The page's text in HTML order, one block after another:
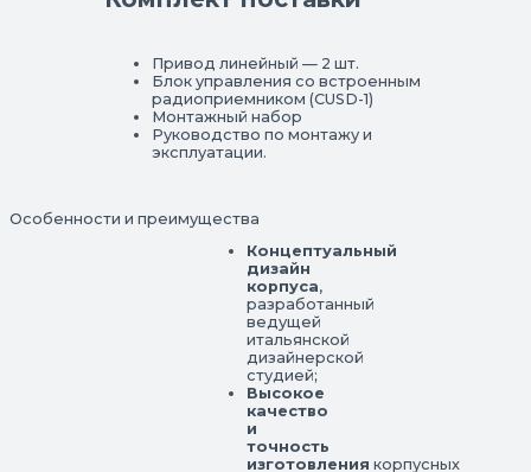
Привод линейный — 2 шт.
Блок управления со встроенным
радиоприемником (CUSD-1)
Монтажный набор
Руководство по монтажу и
эксплуатации.
Особенности и преимущества
Концептуальный
дизайн
корпуса,
разработанный
ведущей
итальянской
дизайнерской
студией;
Высокое
качество
и
точность
изготовления корпусных